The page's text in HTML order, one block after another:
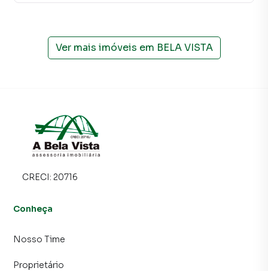
Ver mais imóveis em BELA VISTA
CRECI: 20716
Conheça
Nosso Time
Proprietário